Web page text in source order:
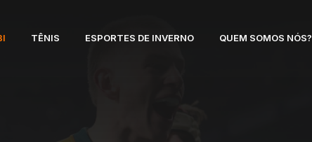
TÊNIS ESPORTES DE INVERNO QUEM SOMOS NÓS?